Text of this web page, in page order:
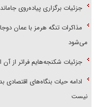
جزئیات برگزاری پیاده‌روی
مذاکرات تنگه هرمز با عمان
می‌شود
جزئیات شکنجه‌هایم فراتر از
ادامه حیات بنگاه‌های
نیست